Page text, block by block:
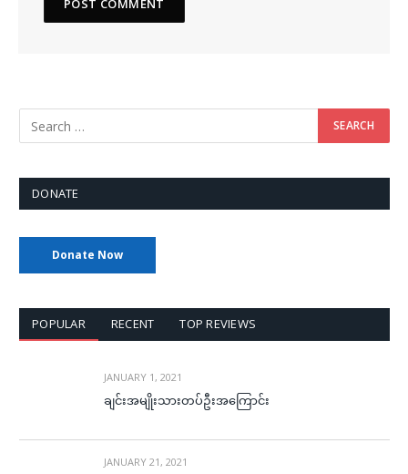
DONATE
Donate Now
POPULAR RECENT TOP REVIEWS
JANUARY 1, 2021
ချင်းအမျိုးသားတပ်ဦးအကြောင်း
JANUARY 21, 2021